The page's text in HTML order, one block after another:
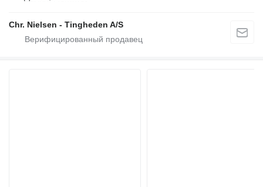
Chr. Nielsen - Tingheden A/S